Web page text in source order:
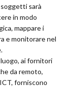
sarà
in modo
mappare i
e monitorare nel
ai fornitori
da remoto,
forniscono